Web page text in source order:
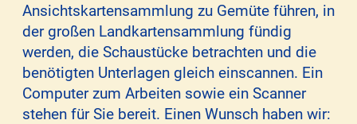
Ansichtskartensammlung zu Gemüte führen, in
der großen Landkartensammlung fündig
werden, die Schaustücke betrachten und die
benötigten Unterlagen gleich einscannen. Ein
Computer zum Arbeiten sowie ein Scanner
stehen für Sie bereit. Einen Wunsch haben wir: